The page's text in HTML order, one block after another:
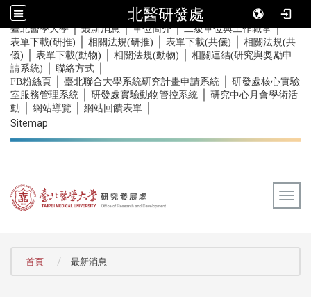
北醫研發處
::: 臺北醫學大學｜最新消息｜單位簡介｜二級單位與工作職掌｜
表單下載(研推) 相關法規(研推) 表單下載(共儀)
相關法規(共
儀)
表單下載(動物) 相關法規(動物)
相關連結(研究與獎勵申
請系統)
聯絡方式
FB粉絲頁 臺北聯合大學系統研究計畫申請系統
研發處核心實驗
室服務管理系統
研發處實驗動物管控系統
研究中心月會學術活
動
網站導覽 網站回饋表單
Sitemap
首頁 最新消息